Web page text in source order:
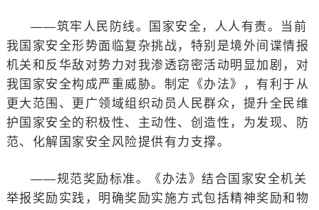
——筑牢人民防线。国家安全，人人有责。当前
我国家安全形势面临复杂挑战，特别是境外间谍情报
机关和反华敌对势力对我渗透窃密活动明显加剧，对
我国家安全构成严重威胁。制定《办法》，有利于从
更大范围、更广领域组织动员人民群众，提升全民维
护国家安全的积极性、主动性、创造性，为发现、防
范、化解国家安全风险提供有力支撑。
——规范奖励标准。《办法》结合国家安全机关
举报奖励实践，明确奖励实施方式包括精神奖励和物